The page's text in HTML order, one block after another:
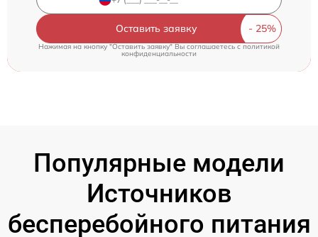
Оставить заявку
Нажимая на кнопку "Оставить заявку" Вы соглашаетесь cполитикой
конфиденциальности
Популярные модели
Источников
бесперебойного питания